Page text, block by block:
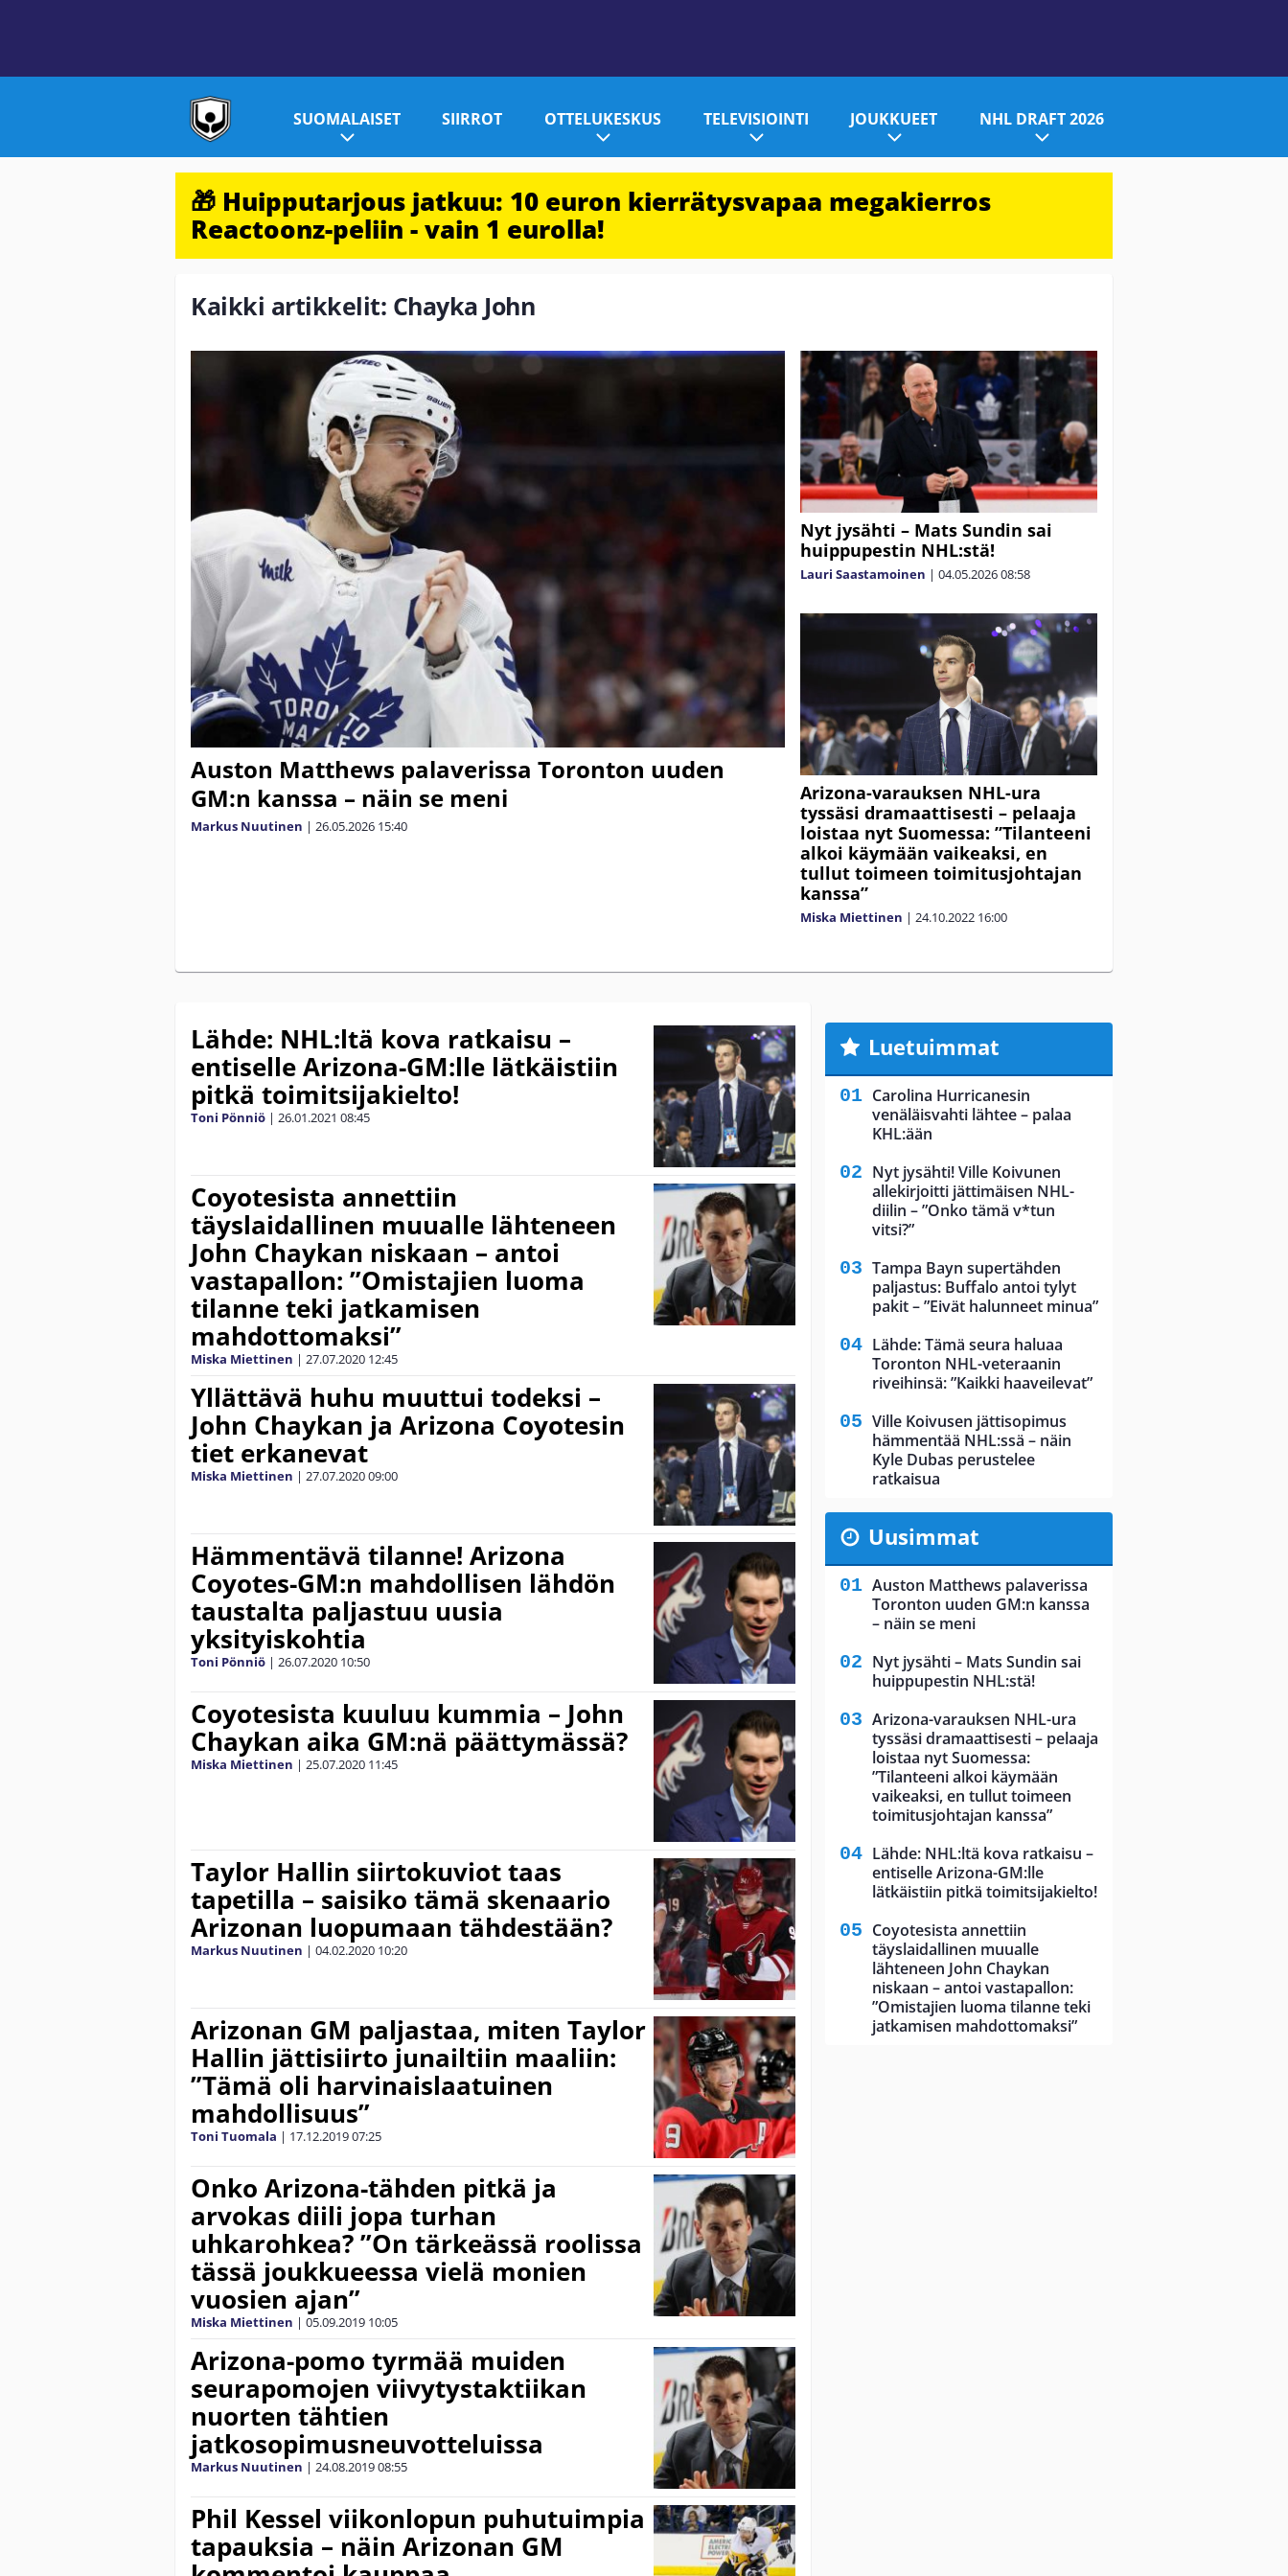
SUOMALAISET SIIRROT OTTELUKESKUS TELEVISIOINTI JOUKKUEET NHL DRAFT 2026
🎁 Huipputarjous jatkuu: 10 euron kierrätysvapaa megakierros
Reactoonz-peliin - vain 1 eurolla!
Kaikki artikkelit: Chayka John
Auston Matthews palaverissa Toronton uuden
GM:n kanssa – näin se meni
Markus Nuutinen | 26.05.2026 15:40
Nyt jysähti – Mats Sundin sai
huippupestin NHL:stä!
Lauri Saastamoinen | 04.05.202608:58
Arizona-varauksen NHL-ura
tyssäsi dramaattisesti – pelaaja
loistaa nyt Suomessa: ”Tilanteeni
alkoi käymään vaikeaksi, en
tullut toimeen toimitusjohtajan
kanssa”
Miska Miettinen | 24.10.2022 16:00
Lähde: NHL:ltä kova ratkaisu –
entiselle Arizona-GM:lle lätkäistiin
pitkä toimitsijakielto!
Toni Pönniö | 26.01.2021 08:45
Coyotesista annettiin
täyslaidallinen muualle lähteneen
John Chaykan niskaan – antoi
vastapallon: ”Omistajien luoma
tilanne teki jatkamisen
mahdottomaksi”
Miska Miettinen | 27.07.2020 12:45
Yllättävä huhu muuttui todeksi –
John Chaykan ja Arizona Coyotesin
tiet erkanevat
Miska Miettinen | 27.07.202009:00
Hämmentävä tilanne! Arizona
Coyotes-GM:n mahdollisen lähdön
taustalta paljastuu uusia
yksityiskohtia
Toni Pönniö | 26.07.2020 10:50
Coyotesista kuuluu kummia – John
Chaykan aika GM:nä päättymässä?
Miska Miettinen | 25.07.2020 11:45
Taylor Hallin siirtokuviot taas
tapetilla – saisiko tämä skenaario
Arizonan luopumaan tähdestään?
Markus Nuutinen | 04.02.2020 10:20
Arizonan GM paljastaa, miten Taylor
Hallin jättisiirto junailtiin maaliin:
”Tämä oli harvinaislaatuinen
mahdollisuus”
Toni Tuomala | 17.12.201907:25
Onko Arizona-tähden pitkä ja
arvokas diili jopa turhan
uhkarohkea? ”On tärkeässä roolissa
tässä joukkueessa vielä monien
vuosien ajan”
Miska Miettinen | 05.09.2019 10:05
Arizona-pomo tyrmää muiden
seurapomojen viivytystaktiikan
nuorten tähtien
jatkosopimusneuvotteluissa
Markus Nuutinen | 24.08.201908:55
Phil Kessel viikonlopun puhutuimpia
tapauksia – näin Arizonan GM
Luetuimmat
Carolina Hurricanesin
venäläisvahti lähtee – palaa
KHL:ään
Nyt jysähti! Ville Koivunen
allekirjoitti jättimäisen NHL-
diilin – ”Onko tämä v*tun
vitsi?”
Tampa Bayn supertähden
paljastus: Buffalo antoi tylyt
pakit – ”Eivät halunneet minua”
Lähde: Tämä seura haluaa
Toronton NHL-veteraanin
riveihinsä: ”Kaikki haaveilevat”
Ville Koivusen jättisopimus
hämmentää NHL:ssä – näin
Kyle Dubas perustelee
ratkaisua
Uusimmat
Auston Matthews palaverissa
Toronton uuden GM:n kanssa
– näin se meni
Nyt jysähti – Mats Sundin sai
huippupestin NHL:stä!
Arizona-varauksen NHL-ura
tyssäsi dramaattisesti – pelaaja
loistaa nyt Suomessa:
”Tilanteeni alkoi käymään
vaikeaksi, en tullut toimeen
toimitusjohtajan kanssa”
Lähde: NHL:ltä kova ratkaisu –
entiselle Arizona-GM:lle
lätkäistiin pitkä toimitsijakielto!
Coyotesista annettiin
täyslaidallinen muualle
lähteneen John Chaykan
niskaan – antoi vastapallon:
”Omistajien luoma tilanne teki
jatkamisen mahdottomaksi”